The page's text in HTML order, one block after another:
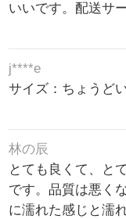
いいです。配送サ
j****e
サイズ：ちょうど
林の辰
とても良くて、と
です。品質は悪く
に濡れた感じと濡